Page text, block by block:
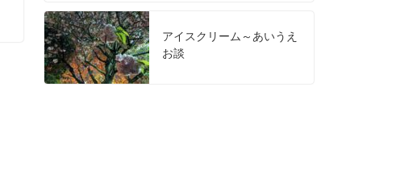
アイスクリーム～あいうえ
お談